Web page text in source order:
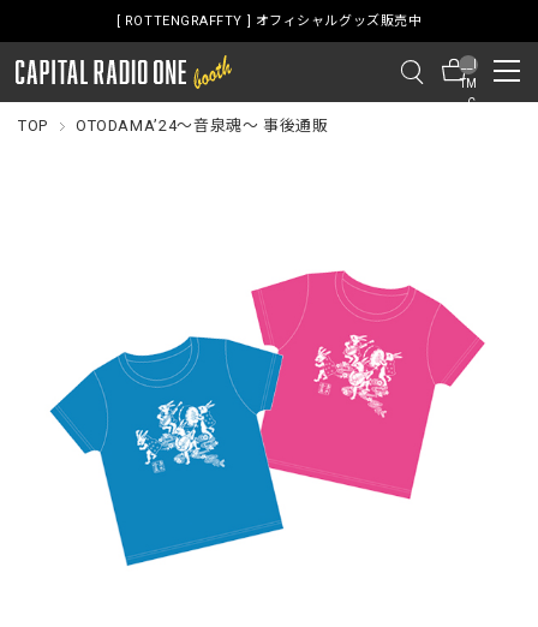
[ ROTTENGRAFFTY ] オフィシャルグッズ販売中
__I
TM
_C
TOP OTODAMA’24～音泉魂～ 事後通販